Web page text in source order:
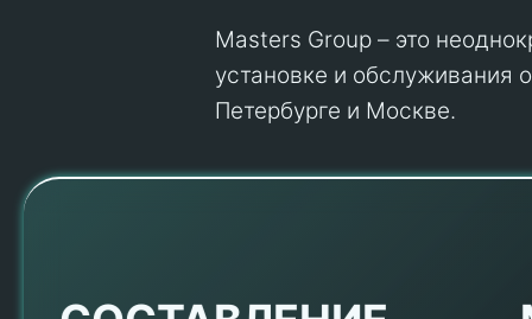
Masters Group – это
установке и обслуживания
Петербурге и Москве.